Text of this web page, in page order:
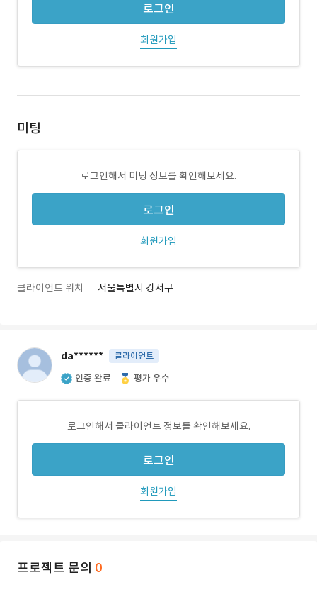
로그인
회원가입
미팅
로그인해서 미팅 정보를 확인해보세요.
로그인
회원가입
클라이언트 위치 서울특별시 강서구
da****** 클라이언트
인증 완료 평가 우수
로그인해서 클라이언트 정보를 확인해보세요.
로그인
회원가입
프로젝트 문의 0